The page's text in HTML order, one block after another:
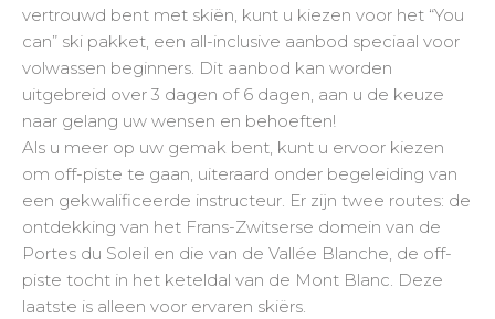
vertrouwd bent met skiën, kunt u kiezen voor het “You
can” ski pakket, een all-inclusive aanbod speciaal voor
volwassen beginners. Dit aanbod kan worden
uitgebreid over 3 dagen of 6 dagen, aan u de keuze
naar gelang uw wensen en behoeften!
Als u meer op uw gemak bent, kunt u ervoor kiezen
om off-piste te gaan, uiteraard onder begeleiding van
een gekwalificeerde instructeur. Er zijn twee routes: de
ontdekking van het Frans-Zwitserse domein van de
Portes du Soleil en die van de Vallée Blanche, de off-
piste tocht in het keteldal van de Mont Blanc. Deze
laatste is alleen voor ervaren skiërs.